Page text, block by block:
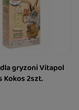
gryzoni Vitapol
Kokos 2szt.